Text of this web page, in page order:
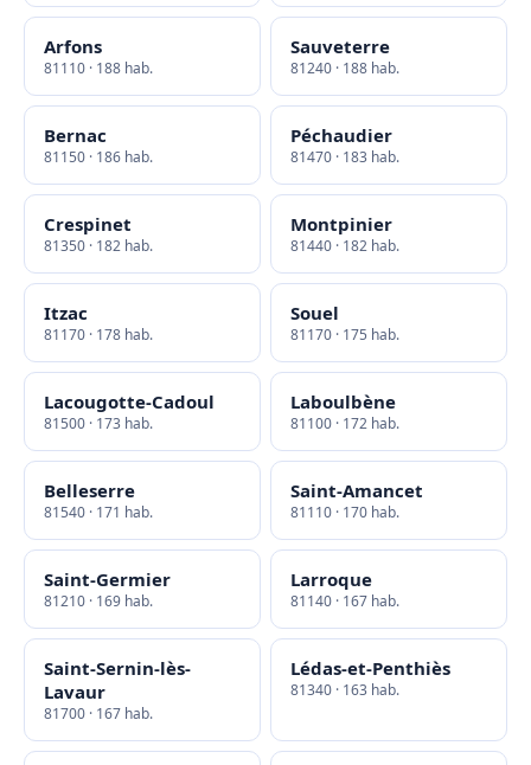
Arfons
81110 · 188 hab.
Sauveterre
81240 · 188 hab.
Bernac
81150 · 186 hab.
Péchaudier
81470 · 183 hab.
Crespinet
81350 · 182 hab.
Montpinier
81440 · 182 hab.
Itzac
81170 · 178 hab.
Souel
81170 · 175 hab.
Lacougotte-Cadoul
81500 · 173 hab.
Laboulbène
81100 · 172 hab.
Belleserre
81540 · 171 hab.
Saint-Amancet
81110 · 170 hab.
Saint-Germier
81210 · 169 hab.
Larroque
81140 · 167 hab.
Saint-Sernin-lès-
Lavaur
81700 · 167 hab.
Lédas-et-Penthiès
81340 · 163 hab.